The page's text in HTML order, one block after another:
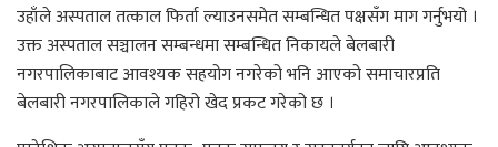
उहाँले अस्पताल तत्काल फिर्ता ल्याउनसमेत सम्बन्धित पक्षसँग माग गर्नुभयो ।
उक्त अस्पताल सञ्चालन सम्बन्धमा सम्बन्धित निकायले बेलबारी
नगरपालिकाबाट आवश्यक सहयोग नगरेको भनि आएको समाचारप्रति
बेलबारी नगरपालिकाले गहिरो खेद प्रकट गरेको छ ।